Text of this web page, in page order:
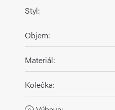
Styl:
Objem:
Materiál:
Kolečka: